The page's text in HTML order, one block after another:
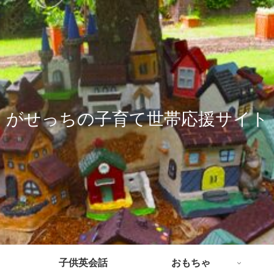
がせっちの子育て世帯応援サイト
子供英会話 おもちゃ